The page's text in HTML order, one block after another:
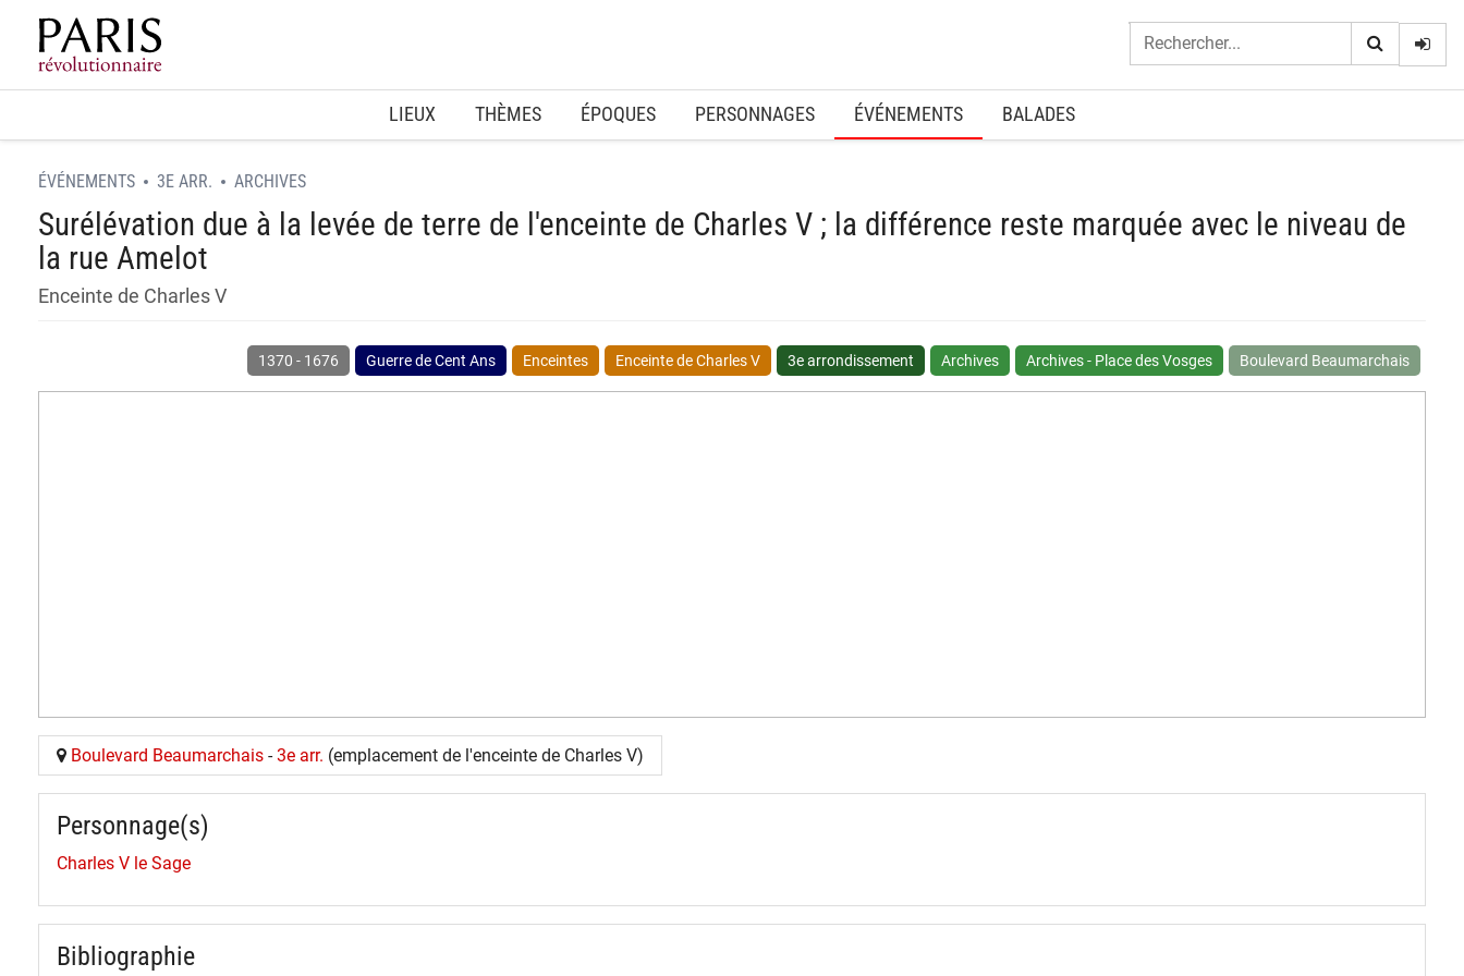
Home
LIEUX THÈMES ÉPOQUES PERSONNAGES ÉVÉNEMENTS BALADES
ÉVÉNEMENTS 3E ARR. ARCHIVES
Surélévation due à la levée de terre de l'enceinte de Charles V ; la différence reste marquée avec le niveau de
la rue Amelot
Enceinte de Charles V
1370 - 1676 Guerre de Cent Ans Enceintes Enceinte de Charles V 3e arrondissement Archives Archives - Place des Vosges Boulevard Beaumarchais
Boulevard Beaumarchais -3e arr. (emplacement de l'enceinte de Charles V)
Personnage(s)
Charles V le Sage
Bibliographie